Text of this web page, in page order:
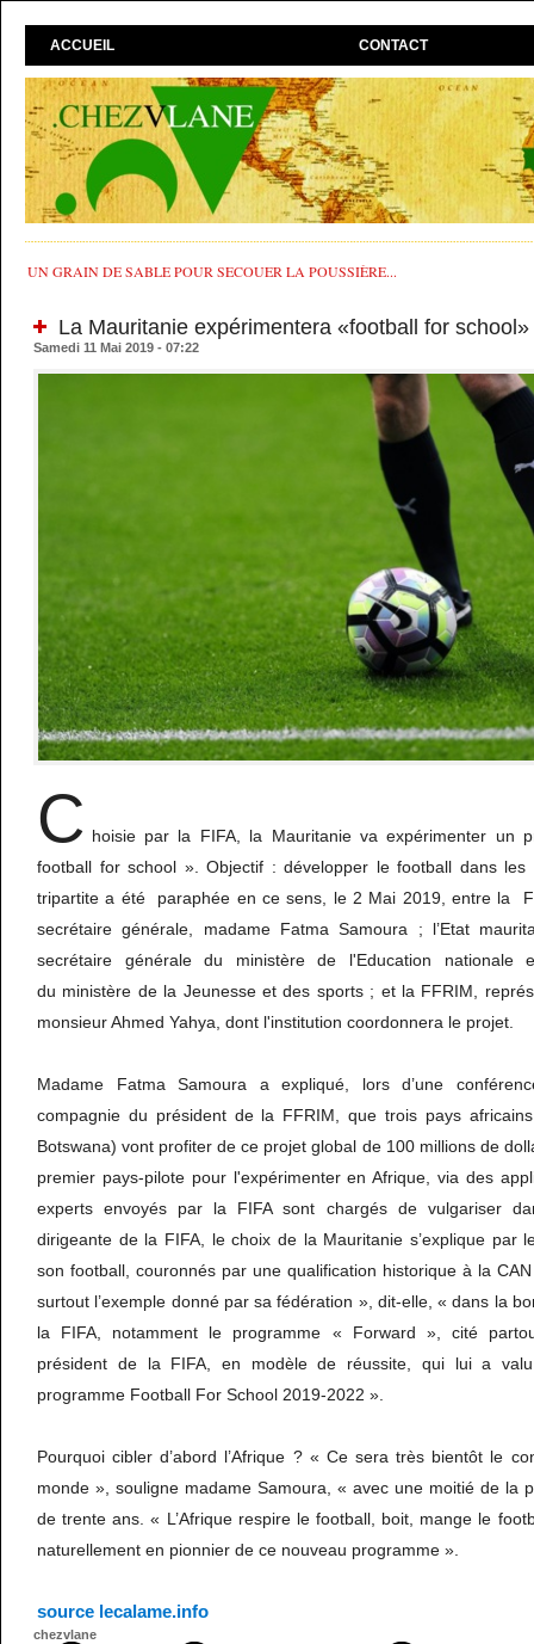
ACCUEIL CONTACT
UN GRAIN DE SABLE POUR SECOUER LA POUSSIÈRE...
La Mauritanie expérimentera «football for school»
Samedi 11 Mai 2019 - 07:22
C hoisie par la FIFA, la Mauritanie va expérimenter un
football for school ». Objectif : développer le football dans
tripartite a été paraphée en ce sens, le 2 Mai 2019, entre la
secrétaire générale, madame Fatma Samoura ; l’Etat
secrétaire générale du ministère de l'Education nationale
du ministère de la Jeunesse et des sports ; et la FFRIM,
monsieur Ahmed Yahya, dont l'institution coordonnera le projet.
Madame Fatma Samoura a expliqué, lors d’une
compagnie du président de la FFRIM, que trois pays
Botswana) vont profiter de ce projet global de 100 millions de
premier pays-pilote pour l'expérimenter en Afrique, via des
experts envoyés par la FIFA sont chargés de vulgariser
dirigeante de la FIFA, le choix de la Mauritanie s’explique par
son football, couronnés par une qualification historique à la
surtout l’exemple donné par sa fédération », dit-elle, « dans la
la FIFA, notamment le programme « Forward », cité
président de la FIFA, en modèle de réussite, qui lui a
programme Football For School 2019-2022 ».
Pourquoi cibler d’abord l’Afrique ? « Ce sera très bientôt le
monde », souligne madame Samoura, « avec une moitié de la
de trente ans. « L’Afrique respire le football, boit, mange le
naturellement en pionnier de ce nouveau programme ».
source lecalame.info
chezvlane